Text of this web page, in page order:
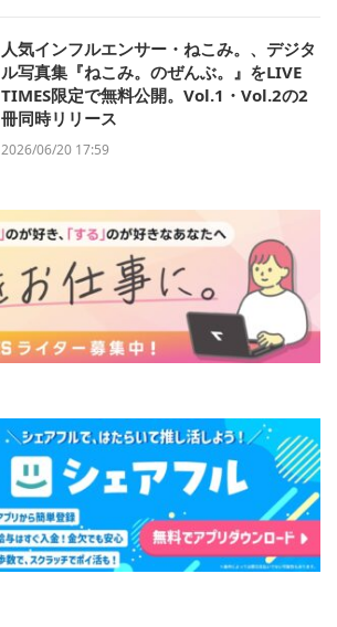
人気インフルエンサー・ねこみ。、デジタ
ル写真集『ねこみ。のぜんぶ。』をLIVE
TIMES限定で無料公開。Vol.1・Vol.2の2
冊同時リリース
2026/06/20 17:59